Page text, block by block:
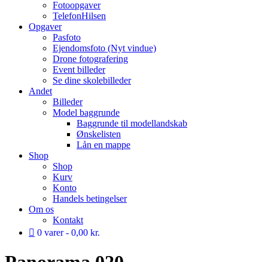
Fotoopgaver
TelefonHilsen
Opgaver
Pasfoto
Ejendomsfoto (Nyt vindue)
Drone fotografering
Event billeder
Se dine skolebilleder
Andet
Billeder
Model baggrunde
Baggrunde til modellandskab
Ønskelisten
Lån en mappe
Shop
Shop
Kurv
Konto
Handels betingelser
Om os
Kontakt
0 varer
0,00 kr.